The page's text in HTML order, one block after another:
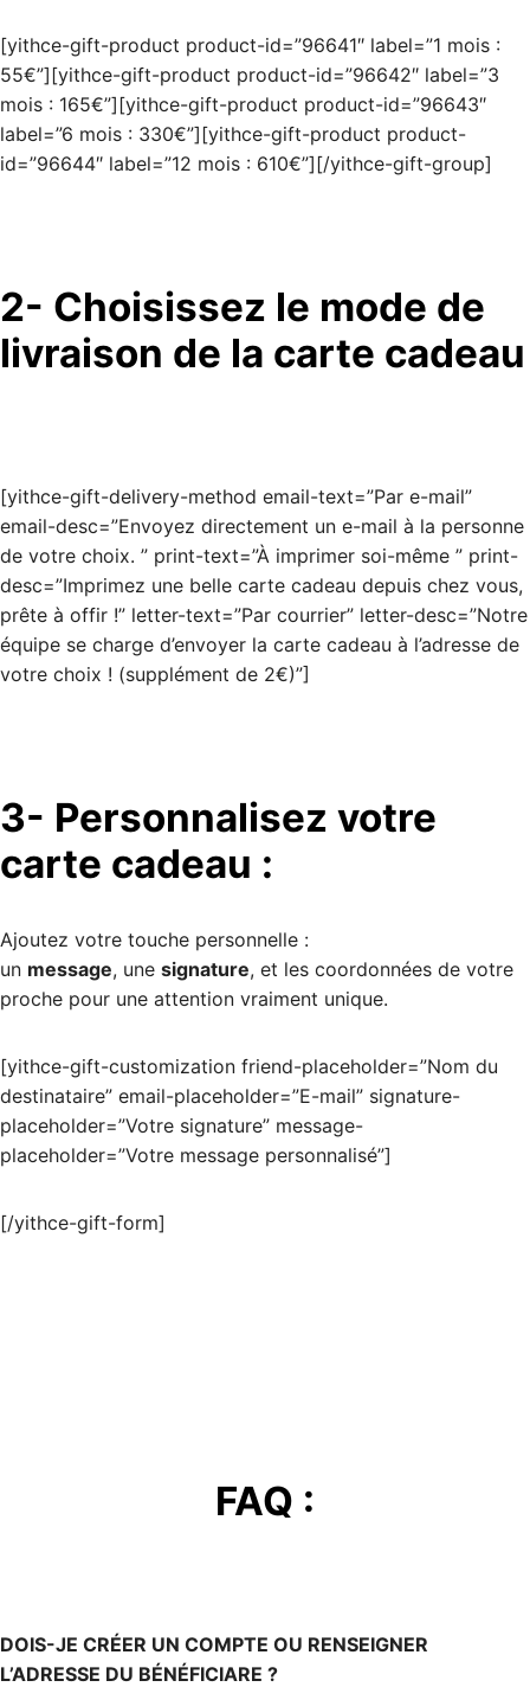
[yithce-gift-product product-id=”96641″ label=”1 mois :
55€”][yithce-gift-product product-id=”96642″ label=”3
mois : 165€”][yithce-gift-product product-id=”96643″
label=”6 mois : 330€”][yithce-gift-product product-
id=”96644″ label=”12 mois : 610€”][/yithce-gift-group]
2- Choisissez le mode de
livraison de la carte cadeau
[yithce-gift-delivery-method email-text=”Par e-mail”
email-desc=”Envoyez directement un e-mail à la personne
de votre choix. ” print-text=”À imprimer soi-même ” print-
desc=”Imprimez une belle carte cadeau depuis chez vous,
prête à offir !” letter-text=”Par courrier” letter-desc=”Notre
équipe se charge d’envoyer la carte cadeau à l’adresse de
votre choix ! (supplément de 2€)”]
3- Personnalisez votre
carte cadeau :
Ajoutez votre touche personnelle :
un message, une signature, et les coordonnées de votre
proche pour une attention vraiment unique.
[yithce-gift-customization friend-placeholder=”Nom du
destinataire” email-placeholder=”E-mail” signature-
placeholder=”Votre signature” message-
placeholder=”Votre message personnalisé”]
[/yithce-gift-form]
FAQ :
DOIS-JE CRÉER UN COMPTE OU RENSEIGNER
L’ADRESSE DU BÉNÉFICIARE ?